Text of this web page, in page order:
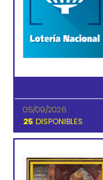
05/09/2026
25 DISPONIBLES